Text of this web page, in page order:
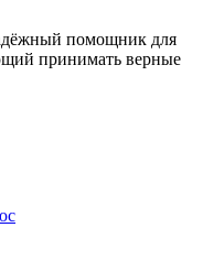
помощник для
принимать верные